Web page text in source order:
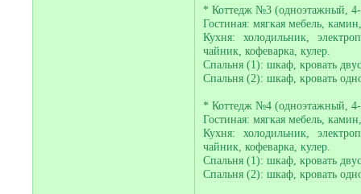
* Коттедж №3 (одноэтажный,
Гостиная: мягкая мебель,
Кухня: холодильник,
чайник, кофеварка, кулер.
Спальня (1): шкаф, кровать
Спальня (2): шкаф, кровать
* Коттедж №4 (одноэтажный,
Гостиная: мягкая мебель,
Кухня: холодильник,
чайник, кофеварка, кулер.
Спальня (1): шкаф, кровать
Спальня (2): шкаф, кровать